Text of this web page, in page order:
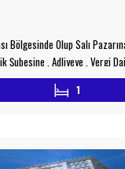
Bölgesinde Olup Salı
Şubesine , Adliyeye , Vergi
Yürüme Mesafesindedir
Amacıyla 2+1 ‘e
1